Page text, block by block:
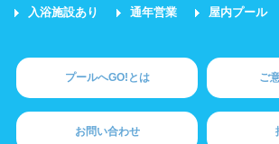
入浴施設あり 通年営業 屋内プール
プールへGO!とは ご
お問い合わせ